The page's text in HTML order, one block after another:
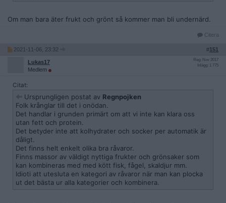
Eller att bara för man mår kanon när man äter viss typ av kost
inte växa i kroppen. Att de känns bra är bara en anekdot och
tycker inte den hör hemma i just den här kontexten.. Vi ska
lyssna på hur det känns på ett personligt plan men som
allmän rekommendation, nej! Det är en känsla bara, säger
varken bu eller bä. Fakta krävs.
Såå jaa jag är inte 100% såld över carnivore..
För mycket av allt är onyttigt.
Keto är en tröttsam diet i längden och inget iallafall jag orkar
vara strikt med.
Det positiva med carnivore är dock att många går ner i vikt
vilket vi vet är bra för hälsan.
Och den största läxan tycker jag är att den svarar på frågan
"är kött, specifikt rött kött onyttigt?" nej verkligen inte
nånstans. Vi har kött tänder och är därför köttätare. Kött är
nyttigt! Men som allt annat så bör man nog göra allt med
motta.
Om man bara äter frukt och grönt så kommer man bli undernärd.
Citera
2021-11-06, 23:32 #151
Lukas17
Medlem
Reg: Nov 2017
Inlägg: 1 775
Citat:
Ursprungligen postat av Regnpojken
Folk krånglar till det i onödan.
Det handlar i grunden primärt om att vi inte kan klara oss
utan fett och protein.
Det betyder inte att kolhydrater och socker per automatik är
dåligt.
Det finns helt enkelt olika bra råvaror.
Finns massor av väldigt nyttiga frukter och grönsaker som
kan kombineras med med kött fisk, fågel, skaldjur mm.
Idioti att utesluta en kategori av råvaror när man kan plocka
ut det bästa ur alla kategorier och kombinera.